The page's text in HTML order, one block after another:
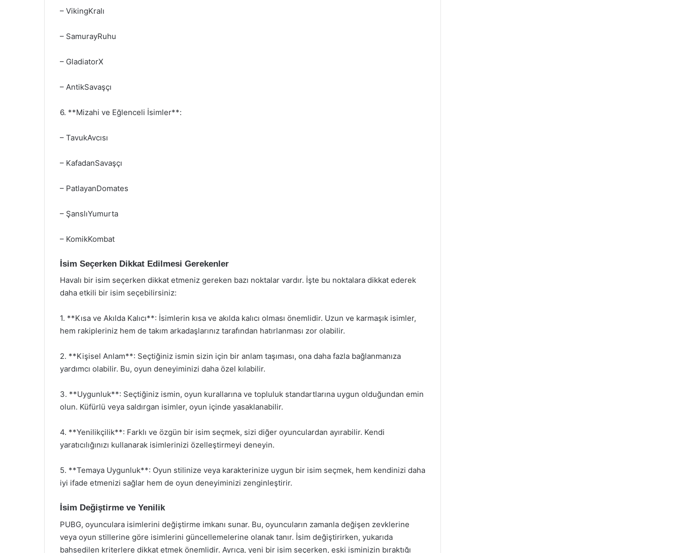
– VikingKralı
– SamurayRuhu
– GladiatorX
– AntikSavaşçı
6. **Mizahi ve Eğlenceli İsimler**:
– TavukAvcısı
– KafadanSavaşçı
– PatlayanDomates
– ŞanslıYumurta
– KomikKombat
İsim Seçerken Dikkat Edilmesi Gerekenler
Havalı bir isim seçerken dikkat etmeniz gereken bazı noktalar vardır. İşte bu noktalara dikkat ederek
daha etkili bir isim seçebilirsiniz:
1. **Kısa ve Akılda Kalıcı**: İsimlerin kısa ve akılda kalıcı olması önemlidir. Uzun ve karmaşık isimler,
hem rakipleriniz hem de takım arkadaşlarınız tarafından hatırlanması zor olabilir.
2. **Kişisel Anlam**: Seçtiğiniz ismin sizin için bir anlam taşıması, ona daha fazla bağlanmanıza
yardımcı olabilir. Bu, oyun deneyiminizi daha özel kılabilir.
3. **Uygunluk**: Seçtiğiniz ismin, oyun kurallarına ve topluluk standartlarına uygun olduğundan emin
olun. Küfürlü veya saldırgan isimler, oyun içinde yasaklanabilir.
4. **Yenilikçilik**: Farklı ve özgün bir isim seçmek, sizi diğer oyunculardan ayırabilir. Kendi
yaratıcılığınızı kullanarak isimlerinizi özelleştirmeyi deneyin.
5. **Temaya Uygunluk**: Oyun stilinize veya karakterinize uygun bir isim seçmek, hem kendinizi daha
iyi ifade etmenizi sağlar hem de oyun deneyiminizi zenginleştirir.
İsim Değiştirme ve Yenilik
PUBG, oyunculara isimlerini değiştirme imkanı sunar. Bu, oyuncuların zamanla değişen zevklerine
veya oyun stillerine göre isimlerini güncellemelerine olanak tanır. İsim değiştirirken, yukarıda
bahsedilen kriterlere dikkat etmek önemlidir. Ayrıca, yeni bir isim seçerken, eski isminizin bıraktığı